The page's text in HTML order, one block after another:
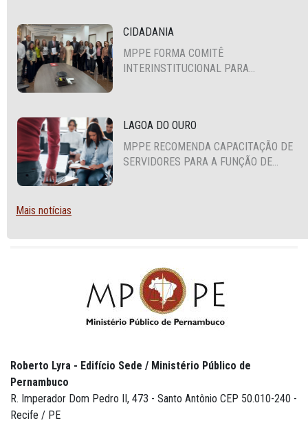
CIDADANIA
MPPE FORMA COMITÊ
INTERINSTITUCIONAL PARA
LAGOA DO OURO
MPPE RECOMENDA CAPACITAÇÃO DE
SERVIDORES PARA A FUNÇÃO DE
Mais notícias
Roberto Lyra - Edifício Sede / Ministério Público de
Pernambuco
R. Imperador Dom Pedro II, 473 - Santo Antônio CEP 50.010-240 -
Recife / PE